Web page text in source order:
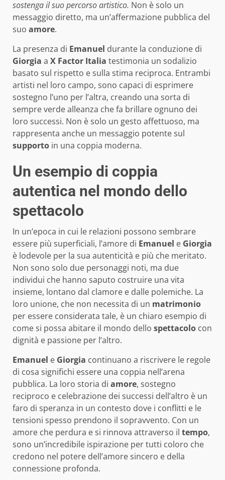
sostenga il suo percorso artistico. Non è solo un
messaggio diretto, ma un’affermazione pubblica del
suo amore.
La presenza di Emanuel durante la conduzione di
Giorgia a X Factor Italia testimonia un sodalizio
basato sul rispetto e sulla stima reciproca. Entrambi
artisti nel loro campo, sono capaci di esprimere
sostegno l’uno per l’altra, creando una sorta di
sempre verde alleanza che fa brillare ognuno dei
loro successi. Non è solo un gesto affettuoso, ma
rappresenta anche un messaggio potente sul
supporto in una coppia moderna.
Un esempio di coppia
autentica nel mondo dello
spettacolo
In un’epoca in cui le relazioni possono sembrare
essere più superficiali, l’amore di Emanuel e Giorgia
è lodevole per la sua autenticità e più che meritato.
Non sono solo due personaggi noti, ma due
individui che hanno saputo costruire una vita
insieme, lontano dal clamore e dalle polemiche. La
loro unione, che non necessita di un matrimonio
per essere considerata tale, è un chiaro esempio di
come si possa abitare il mondo dello spettacolo con
dignità e passione per l’altro.
Emanuel e Giorgia continuano a riscrivere le regole
di cosa significhi essere una coppia nell’arena
pubblica. La loro storia di amore, sostegno
reciproco e celebrazione dei successi dell’altro è un
faro di speranza in un contesto dove i conflitti e le
tensioni spesso prendono il sopravvento. Con un
amore che perdura e si rinnova attraverso il tempo,
sono un’incredibile ispirazione per tutti coloro che
credono nel potere dell’amore sincero e della
connessione profonda.